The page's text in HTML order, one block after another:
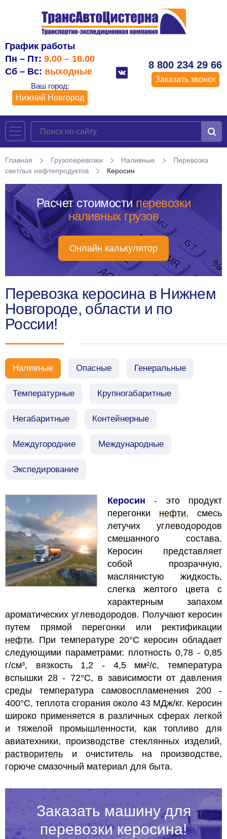
График работы
Пн – Пт: 9.00 – 18.00
Сб – Вс: выходные
Ваш город:
Нижний Новгород
8 800 234 29 66
Заказать звонок
Главная Грузоперевозки Наливные
Перевозка
светлых нефтепродуктов
Керосин
Расчет стоимости перевозки
наливных грузов
Онлайн калькулятор
Перевозка керосина в Нижнем
Новгороде, области и по
России!
Наливные Опасные Генеральные
Температурные Крупногабаритные
Негабаритные Контейнерные
Междугородние Международные
Экспедирование
Керосин - это продукт
перегонки нефти, смесь
летучих углеводородов
смешанного состава.
Керосин представляет
собой прозрачную,
маслянистую жидкость,
слегка желтого цвета с
характерным запахом
ароматических углеводородов. Получают керосин
путем прямой перегонки или ректификации
нефти. При температуре 20°C керосин обладает
следующими параметрами: плотность 0,78 - 0,85
г/см³, вязкость 1,2 - 4,5 мм²/с, температура
вспышки 28 - 72°C, в зависимости от давления
среды температура самовоспламенения 200 -
400°С, теплота сгорания около 43 МДж/кг. Керосин
широко применяется в различных сферах легкой
и тяжелой промышленности, как топливо для
авиатехники, производстве стеклянных изделий,
растворитель и очиститель на производстве,
горюче смазочный материал для быта.
Заказать машину для
перевозки керосина!